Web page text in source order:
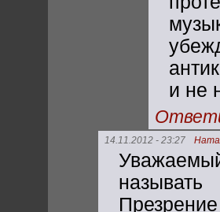
и не
14.11.2012 - 23:27